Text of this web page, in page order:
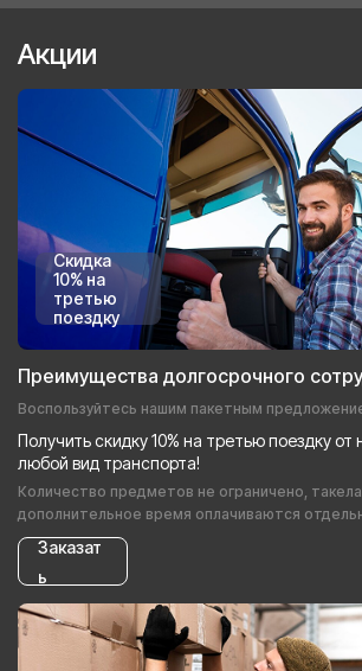
Акции
Скидка
10% на
третью
поездку
Преимущества долгосрочного
Воспользуйтесь нашим пакетным
Получить скидку 10% на третью поездку
любой вид транспорта!
Количество предметов не ограничено,
дополнительное время оплачиваются
Заказат
ь